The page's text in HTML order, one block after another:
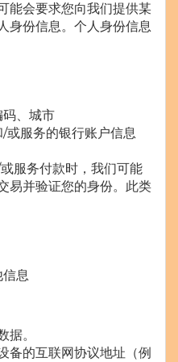
能会要求您向我们提供某
身份信息。个人身份信息
、城市
或服务的银行账户信息
服务付款时，我们可能
易并验证您的身份。此类
息
据。
备的互联网协议地址（例